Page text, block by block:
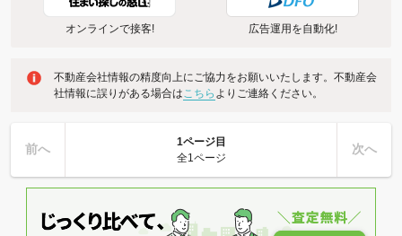
オンラインで接客! 広告運用を自動化!
不動産会社情報の精度向上にご協力をお願いいたします。不動産会
社情報に誤りがある場合はこちら よりご連絡ください。
前へ
1ページ目
全1ページ
次へ